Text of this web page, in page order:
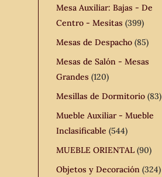
Mesa Auxiliar: Bajas - De
Centro - Mesitas (399)
Mesas de Despacho (85)
Mesas de Salón - Mesas
Grandes (120)
Mesillas de Dormitorio (83)
Mueble Auxiliar - Mueble
Inclasificable (544)
MUEBLE ORIENTAL (90)
Objetos y Decoración (324)